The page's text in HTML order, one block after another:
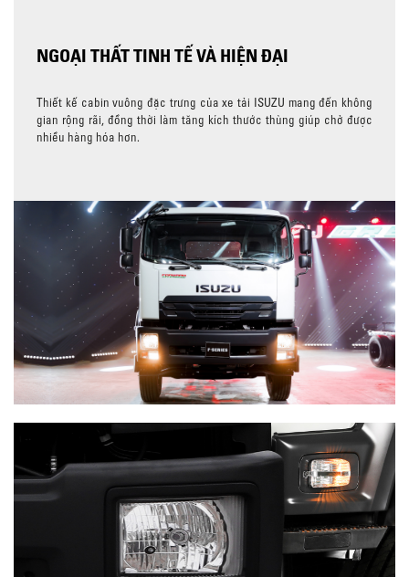
NGOẠI THẤT TINH TẾ VÀ HIỆN ĐẠI
Thiết kế cabin vuông đặc trưng của xe tải ISUZU mang đến không
gian rộng rãi, đồng thời làm tăng kích thước thùng giúp chở được
nhiều hàng hóa hơn.